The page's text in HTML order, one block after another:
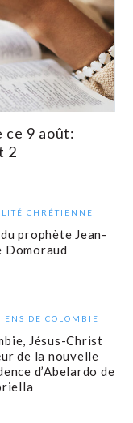
ce 9 août:
2
CHRÉTIENNE
prophète Jean-
Domoraud
DE COLOMBIE
Jésus-Christ
de la nouvelle
d’Abelardo de